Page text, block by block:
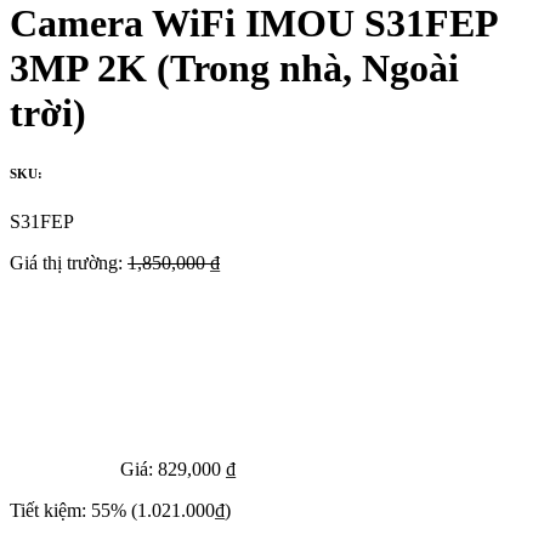
Camera WiFi IMOU S31FEP
3MP 2K (Trong nhà, Ngoài
trời)
SKU:
S31FEP
Giá thị trường: 1,850,000 ₫
Giá: 829,000 ₫
Tiết kiệm: 55% (1.021.000₫)